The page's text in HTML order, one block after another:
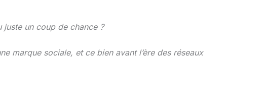
un coup de chance ?
marque sociale, et ce bien avant l’ère des réseaux